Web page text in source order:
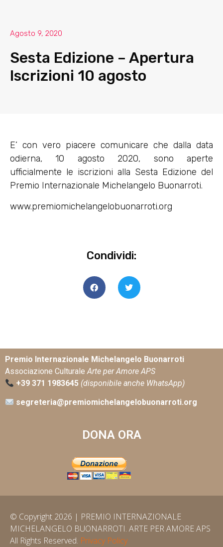
Agosto 9, 2020
Sesta Edizione – Apertura
Iscrizioni 10 agosto
E’ con vero piacere comunicare che dalla data
odierna, 10 agosto 2020, sono aperte
ufficialmente le iscrizioni alla Sesta Edizione del
Premio Internazionale Michelangelo Buonarroti.
www.premiomichelangelobuonarroti.org
Condividi:
Premio Internazionale Michelangelo Buonarroti
Associazione CulturaleArte per Amore APS
+39 371 1983645 (disponibile anche WhatsApp)
segreteria@premiomichelangelobuonarroti.org
DONA ORA
© Copyright 2026 | PREMIO INTERNAZIONALE
MICHELANGELO BUONARROTI. ARTE PER AMORE APS
All Rights Reserved. Privacy Policy